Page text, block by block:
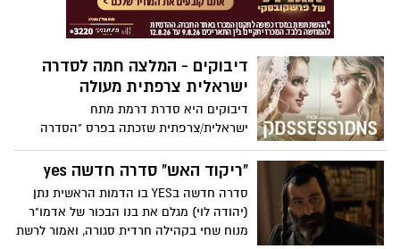
דיבוקים - המלצה חמה לסדרה
ישראלית צרפתית מעולה
דיבוקים היא סדרת דרמת מתח
ישראלית/צרפתית שזכתה בפרס "הסדרה
הטובה ביותר" על ידי איגוד המבקרים
מותחן ראוי ועשוי היטב. סדרה מצוינת, אשר
"ריקוד האש" סדרה חדשה yes
סדרה חדשה בYES בו הדמות הראשית נתן
(יהודה לוי) מגלם את בנו הבכור של אדמו"ר
מנוח שחי בקהילה חרדית סגורה, ואמור לרשת